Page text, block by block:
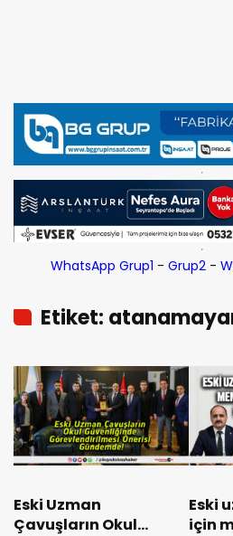
WhatsApp Grup1 - Grup2-
Etiket:
Eski Uzman
Çavuşların Okul
Eski
için